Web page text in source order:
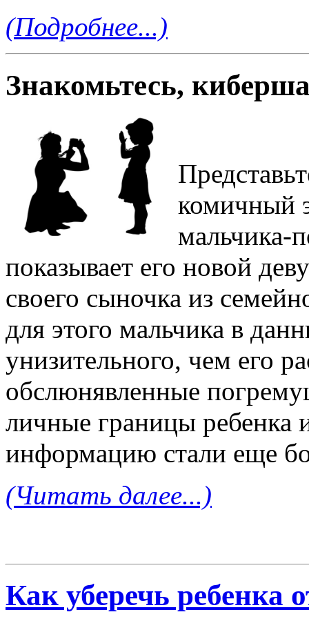
(Подробнее...)
Знакомьтесь,
комичный
мальчика-
показывает его новой
своего сыночка из
для этого мальчика в
унизительного, чем его
обслюнявленные
личные границы ребенка
информацию стали еще
(Читать далее...)
Как уберечь ребенка